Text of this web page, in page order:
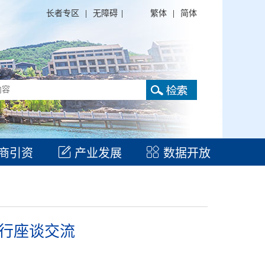
繁体 简体
长者专区 无障碍
引资 产业发展 数据开放
座谈交流